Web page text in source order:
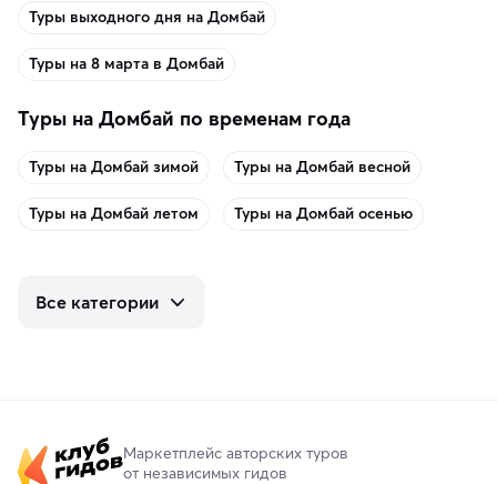
Туры выходного дня на Домбай
Туры на 8 марта в Домбай
Туры на Домбай по временам года
Туры на Домбай зимой Туры на Домбай весной
Туры на Домбай летом Туры на Домбай осенью
Все категории
Маркетплейс авторских туров
от независимых гидов